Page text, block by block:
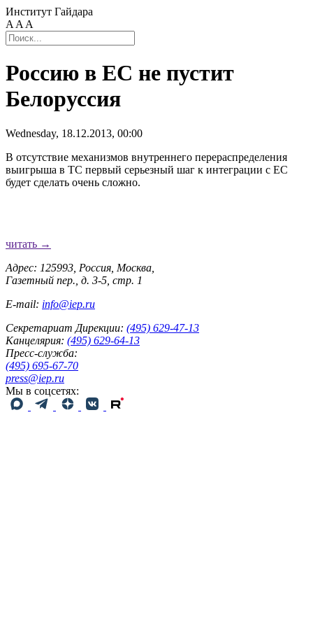
Институт Гайдара
A A A
Россию в ЕС не пустит
Белоруссия
Wednesday, 18.12.2013, 00:00
В отсутствие механизмов внутреннего перераспределения
выигрыша в ТС первый серьезный шаг к интеграции с ЕС
будет сделать очень сложно.
читать →
Адрес: 125993, Россия, Москва,
Газетный пер., д. 3-5, стр. 1
E-mail: info@iep.ru
Секретариат Дирекции: (495) 629-47-13
Канцелярия: (495) 629-64-13
Пресс-служба:
(495) 695-67-70
press@iep.ru
Мы в соцсетях: